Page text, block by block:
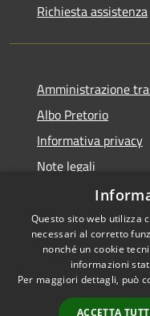
Richiesta assistenza
Amministrazione
Albo Pretorio
Informativa privacy
Note legali
Dichiarazione di
RSS
Accessibilità
Questo sito web utilizza
necessari al corretto
nonché un cookie
informazioni
Per maggiori dettagli, può
ACCETTA